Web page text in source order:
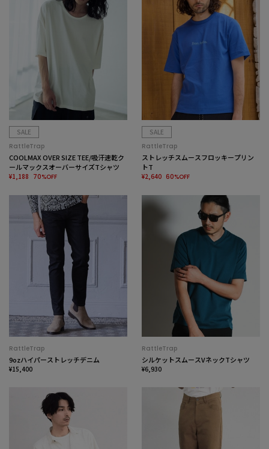
SALE
RattleTrap
COOLMAX OVER SIZE TEE/吸汗速乾ク
ールマックスオーバーサイズTシャツ
¥1,188 70%OFF
SALE
RattleTrap
ストレッチスムースフロッキープリン
トT
¥2,640 60%OFF
RattleTrap
9ozハイパーストレッチデニム
¥15,400
RattleTrap
シルケットスムースVネックTシャツ
¥6,930